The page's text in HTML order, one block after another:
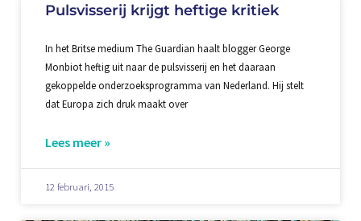
Pulsvisserij krijgt heftige kritiek
In het Britse medium The Guardian haalt blogger George
Monbiot heftig uit naar de pulsvisserij en het daaraan
gekoppelde onderzoeksprogramma van Nederland. Hij stelt
dat Europa zich druk maakt over
Lees meer »
12 februari, 2015